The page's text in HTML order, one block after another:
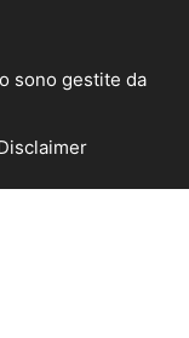
sono gestite da